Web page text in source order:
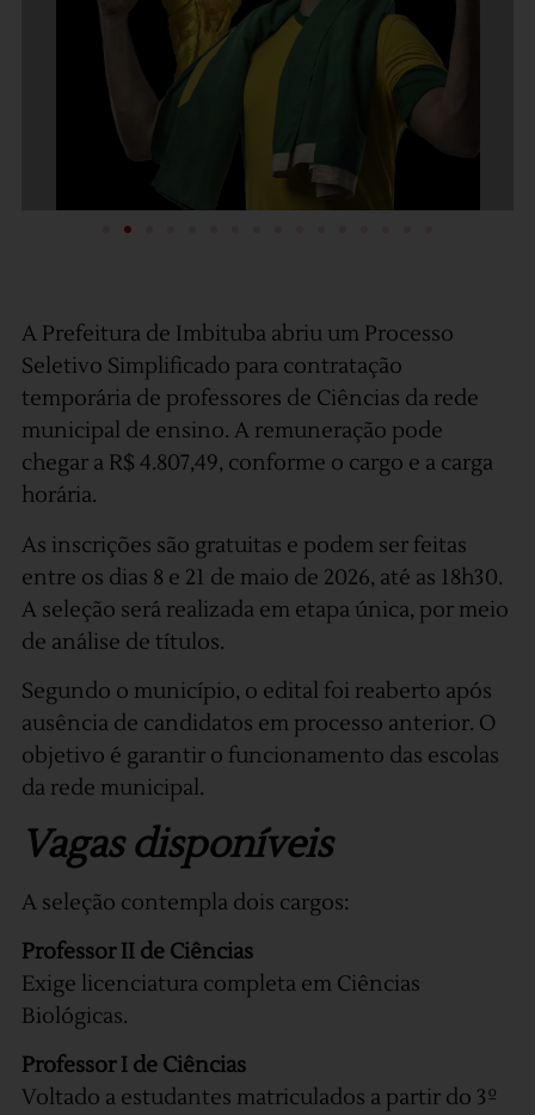
A Prefeitura de Imbituba abriu um Processo
Seletivo Simplificado para contratação
temporária de professores de Ciências da rede
municipal de ensino. A remuneração pode
chegar a R$ 4.807,49, conforme o cargo e a carga
horária.
As inscrições são gratuitas e podem ser feitas
entre os dias 8 e 21 de maio de 2026, até as 18h30.
A seleção será realizada em etapa única, por meio
de análise de títulos.
Segundo o município, o edital foi reaberto após
ausência de candidatos em processo anterior. O
objetivo é garantir o funcionamento das escolas
da rede municipal.
Vagas disponíveis
A seleção contempla dois cargos:
Professor II de Ciências
Exige licenciatura completa em Ciências
Biológicas.
Professor I de Ciências
Voltado a estudantes matriculados a partir do 3º